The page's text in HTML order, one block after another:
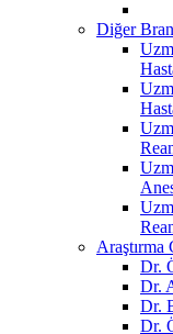
Diğer
Araştırma
Dr.
Dr.
Dr.
Dr.